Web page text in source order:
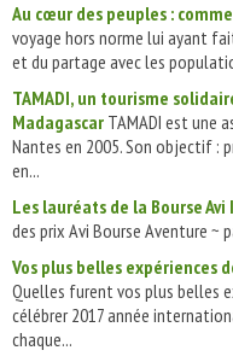
Au cœur des peuples :
voyage hors norme lui ayant
et du partage avec les
TAMADI, un tourisme
Madagascar TAMADI est une
Nantes en 2005. Son objectif :
en...
Les lauréats de la Bourse
des prix Avi Bourse Aventure ~
Vos plus belles expériences
Quelles furent vos plus belles
célébrer 2017 année
chaque...